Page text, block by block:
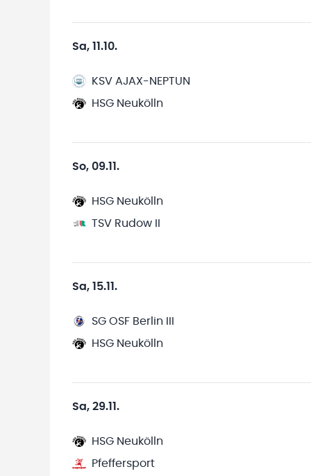
Sa, 11.10.
KSV AJAX-NEPTUN
HSG Neukölln
So, 09.11.
HSG Neukölln
TSV Rudow II
Sa, 15.11.
SG OSF Berlin III
HSG Neukölln
Sa, 29.11.
HSG Neukölln
Pfeffersport